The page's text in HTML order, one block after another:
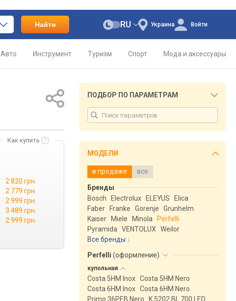
Найти Украина
RU Войти
Авто Инструмент Туризм Спорт Мода и аксессуары
Как купить
2 820 грн.
2 779 грн.
2 999 грн.
3 489 грн.
2 999 грн.
ПОДБОР ПО ПАРАМЕТРАМ
МОДЕЛИ
в продаже все
Бренды
Bosch
Electrolux ELEYUS
Elica
Faber
Franke Gorenje
Grunhelm
Kaiser
Miele Minola
Perfelli
Pyramida
VENTOLUX
Weilor
Все бренды
Perfelli (оформление)
купольная
Costa 5HM Inox Costa 5HM Nero
Costa 6HM Inox Costa 6HM Nero
Primo 36PEB Nero
K 5202 BL 700 LED